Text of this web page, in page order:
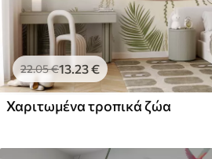
22.05€13.23€
Χαριτωμένα τροπικά ζώα